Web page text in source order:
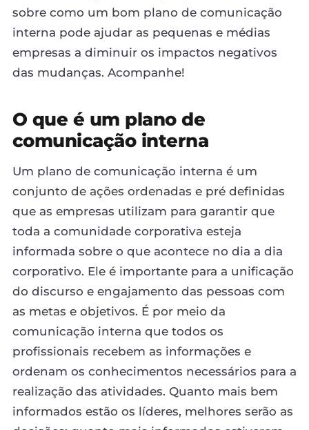
sobre como um bom plano de comunicação
interna pode ajudar as pequenas e médias
empresas a diminuir os impactos negativos
das mudanças. Acompanhe!
O que é um plano de
comunicação interna
Um plano de comunicação interna é um
conjunto de ações ordenadas e pré definidas
que as empresas utilizam para garantir que
toda a comunidade corporativa esteja
informada sobre o que acontece no dia a dia
corporativo. Ele é importante para a unificação
do discurso e engajamento das pessoas com
as metas e objetivos. É por meio da
comunicação interna que todos os
profissionais recebem as informações e
ordenam os conhecimentos necessários para a
realização das atividades. Quanto mais bem
informados estão os líderes, melhores serão as